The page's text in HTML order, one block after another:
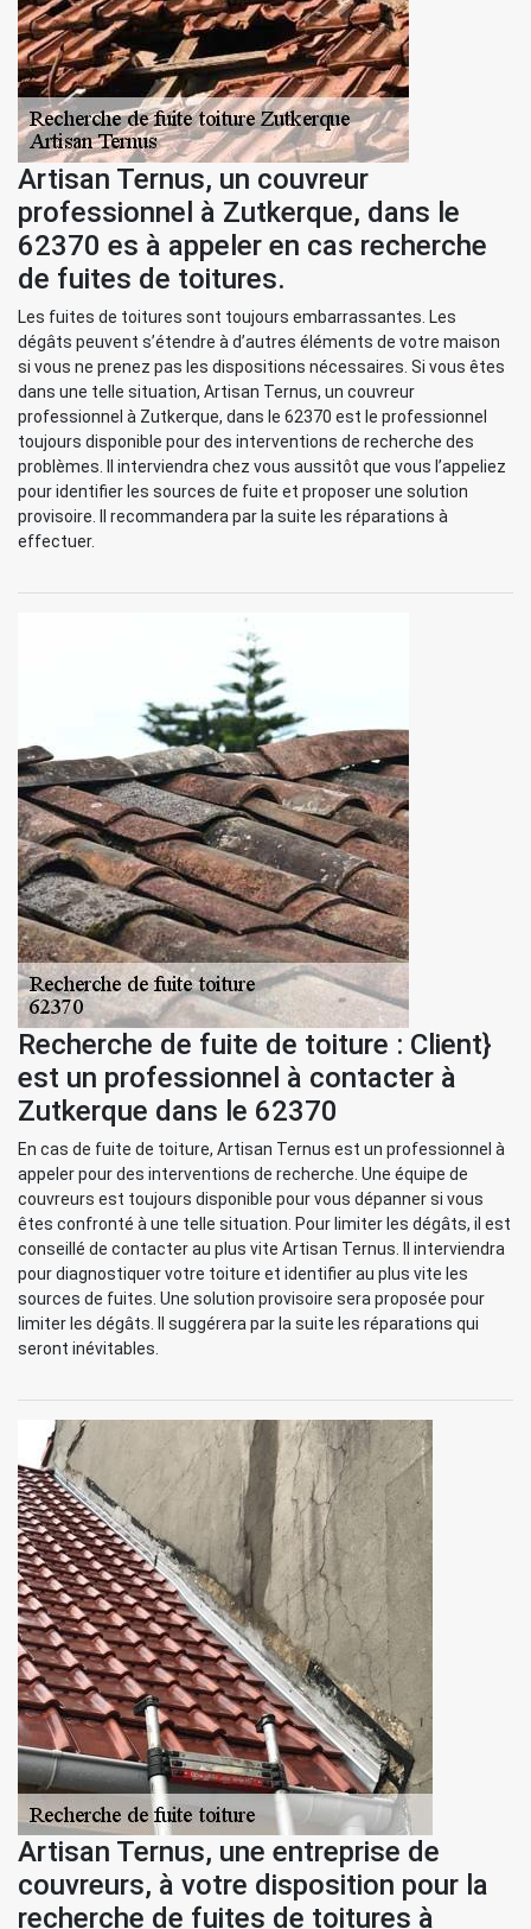
Artisan Ternus, un couvreur
professionnel à Zutkerque, dans le
62370 es à appeler en cas recherche
de fuites de toitures.
Les fuites de toitures sont toujours embarrassantes. Les
dégâts peuvent s’étendre à d’autres éléments de votre maison
si vous ne prenez pas les dispositions nécessaires. Si vous êtes
dans une telle situation, Artisan Ternus, un couvreur
professionnel à Zutkerque, dans le 62370 est le professionnel
toujours disponible pour des interventions de recherche des
problèmes. Il interviendra chez vous aussitôt que vous l’appeliez
pour identifier les sources de fuite et proposer une solution
provisoire. Il recommandera par la suite les réparations à
effectuer.
Recherche de fuite de toiture : Client}
est un professionnel à contacter à
Zutkerque dans le 62370
En cas de fuite de toiture, Artisan Ternus est un professionnel à
appeler pour des interventions de recherche. Une équipe de
couvreurs est toujours disponible pour vous dépanner si vous
êtes confronté à une telle situation. Pour limiter les dégâts, il est
conseillé de contacter au plus vite Artisan Ternus. Il interviendra
pour diagnostiquer votre toiture et identifier au plus vite les
sources de fuites. Une solution provisoire sera proposée pour
limiter les dégâts. Il suggérera par la suite les réparations qui
seront inévitables.
Artisan Ternus, une entreprise de
couvreurs, à votre disposition pour la
recherche de fuites de toitures à